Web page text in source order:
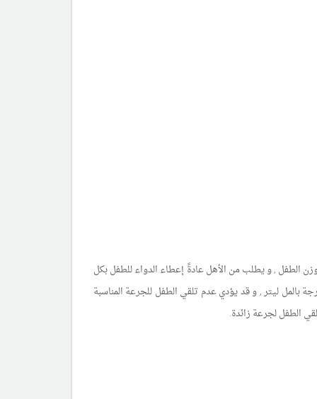
الطفل , و يطلب من الأهل عادةً إعطاء الدواء للطفل بكل
بالمل ليتر , و قد يؤدي عدم تلقي الطفل للجرعة المناسبة
الطفل لجرعة زائدة.